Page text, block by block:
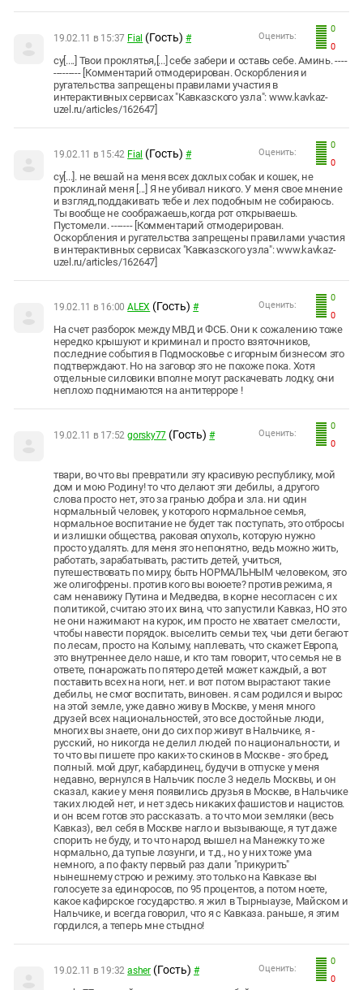
0
0
Оценить:
19.02.11 в 15:37 Fial (Гость) #
су[....] Твои проклятья,[...] себе забери и оставь себе. Аминь. ----
--------- [Комментарий отмодерирован. Оскорбления и
ругательства запрещены правилами участия в
интерактивных сервисах "Кавказского узла": www.kavkaz-
uzel.ru/articles/162647]
0
0
Оценить:
19.02.11 в 15:42 Fial (Гость) #
су[...]. не вешай на меня всех дохлых собак и кошек, не
проклинай меня [...] Я не убивал никого. У меня свое мнение
и взгляд,поддакивать тебе и лех подобным не собираюсь.
Ты вообще не соображаешь,когда рот открываешь.
Пустомели. ------- [Комментарий отмодерирован.
Оскорбления и ругательства запрещены правилами участия
в интерактивных сервисах "Кавказского узла": www.kavkaz-
uzel.ru/articles/162647]
0
0
Оценить:
19.02.11 в 16:00 ALEX (Гость) #
На счет разборок между МВД и ФСБ. Они к сожалению тоже
нередко крышуют и криминал и просто взяточников,
последние события в Подмосковье с игорным бизнесом это
подтверждают. Но на заговор это не похоже пока. Хотя
отдельные силовики вполне могут раскачевать лодку, они
неплохо поднимаются на антитерроре !
0
0
Оценить:
19.02.11 в 17:52 gorsky77 (Гость) #
твари, во что вы превратили эту красивую республику, мой
дом и мою Родину! то что делают эти дебилы, а другого
слова просто нет, это за гранью добра и зла. ни один
нормальный человек, у которого нормальное семья,
нормальное воспитание не будет так поступать, это отбросы
и излишки общества, раковая опухоль, которую нужно
просто удалять. для меня это непонятно, ведь можно жить,
работать, зарабатывать, растить детей, учиться,
путешествовать по миру, быть НОРМАЛЬНЫМ человеком, это
же олигофрены. против кого вы воюете? против режима, я
сам ненавижу Путина и Медведва, в корне несогласен с их
политикой, считаю это их вина, что запустили Кавказ, НО это
не они нажимают на курок, им просто не хватает смелости,
чтобы навести порядок. выселить семьи тех, чьи дети бегают
по лесам, просто на Колыму, наплевать, что скажет Европа,
это внутреннее дело наше, и кто там говорит, что семья не в
ответе, понарожать по пятеро детей может каждый, а вот
поставить всех на ноги, нет. и вот потом вырастают такие
дебилы, не смог воспитать, виновен. я сам родился и вырос
на этой земле, уже давно живу в Москве, у меня много
друзей всех национальностей, это все достойные люди,
многих вы знаете, они до сих пор живут в Нальчике, я -
русский, но никогда не делил людей по национальности, и
то что вы пишете про каких-то скинов в Москве - это бред,
полный. мой друг, кабардинец, будучи в отпуске у меня
недавно, вернулся в Нальчик после 3 недель Москвы, и он
сказал, какие у меня появились друзья в Москве, в Нальчике
таких людей нет, и нет здесь никаких фашистов и нацистов.
и он всем готов это рассказать. а то что мои земляки (весь
Кавказ), вел себя в Москве нагло и вызывающе, я тут даже
спорить не буду, и то что народ вышел на Манежку то же
нормально, да тупые лозунги, и т.д., но у них тоже ума
немного, а по факту первый раз дали "прикурить"
нынешнему строю и режиму. это только на Кавказе вы
голосуете за единоросов, по 95 процентов, а потом ноете,
какое кафирское государство. я жил в Тырныаузе, Майском и
Нальчике, и всегда говорил, что я с Кавказа. раньше, я этим
гордился, а теперь мне стыдно!
0
0
Оценить:
19.02.11 в 19:32 asher (Гость) #